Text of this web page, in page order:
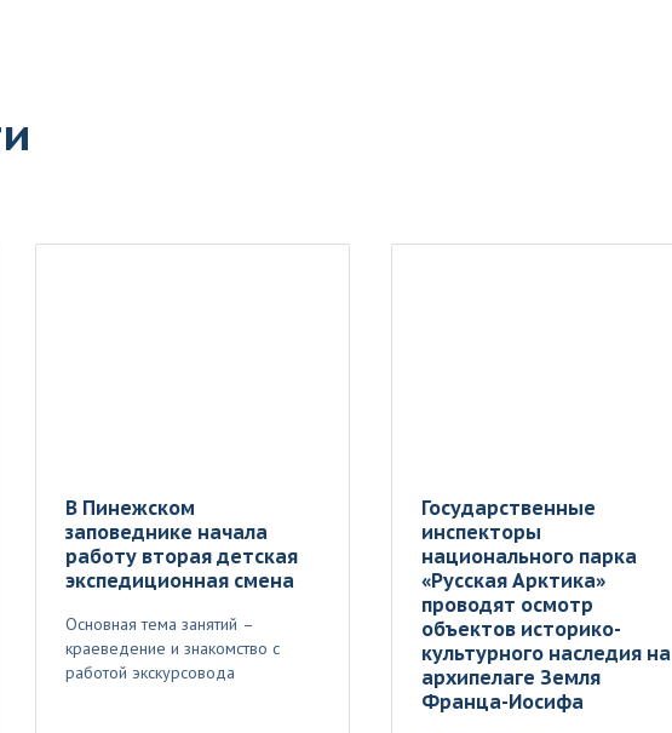
В Пинежском
заповеднике начала
работу вторая детская
экспедиционная смена
Основная тема занятий –
краеведение и знакомство с
работой экскурсовода
Государственные
инспекторы
национального парка
«Русская Арктика»
проводят осмотр
объектов историко-
культурного наследия на
архипелаге Земля
Франца-Иосифа